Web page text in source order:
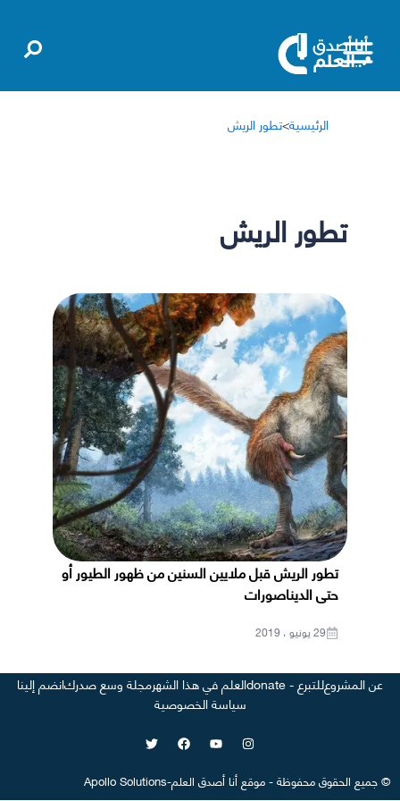
الرئيسية>تطور الريش
تطور الريش
تطور الريش قبل ملايين السنين من ظهور الطيور أو
حتى الديناصورات
29 يونيو ، 2019
عن المشروعللتبرع - donate العلم في هذا الشهرمجلة وسع صدركانضم إلينا
سياسة الخصوصية
©جميع الحقوق محفوظة-موقعأنا أصدق العلم-
Apollo Solutions